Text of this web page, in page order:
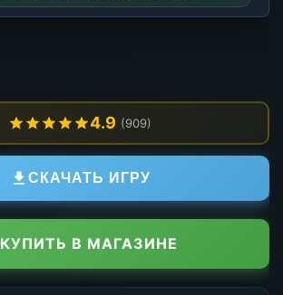
4.9 (909)
СКАЧАТЬ ИГРУ
КУПИТЬ В МАГАЗИНЕ